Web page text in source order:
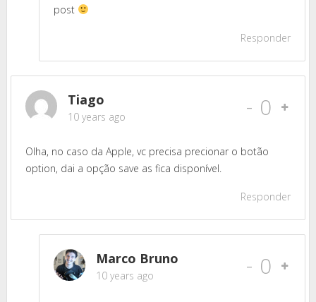
post
Responder
Tiago
10 years ago - 0
Olha, no caso da Apple, vc precisa precionar o botão
option, dai a opção save as fica disponível.
Responder
Marco Bruno
10 years ago - 0